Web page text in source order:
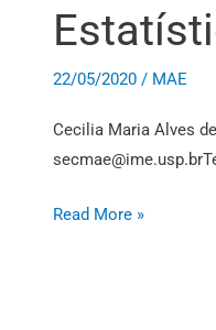
22/05/2020 / MAE
Cecilia Maria Alves
Departamento
de
Estatística
Read More »